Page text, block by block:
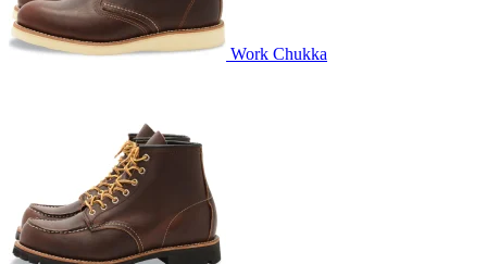
Work Chukka